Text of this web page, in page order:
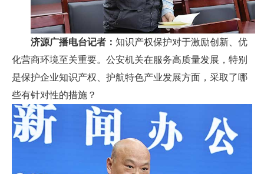
济源广播电台记者： 知识产权保护对于激励创新、优
化营商环境至关重要。公安机关在服务高质量发展，特别
是保护企业知识产权、护航特色产业发展方面，采取了哪
些有针对性的措施？